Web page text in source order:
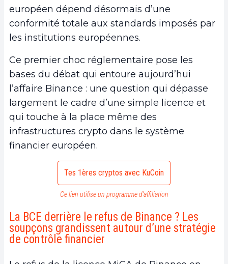
européen dépend désormais d’une
conformité totale aux standards imposés par
les institutions européennes.
Ce premier choc réglementaire pose les
bases du débat qui entoure aujourd’hui
l’affaire Binance : une question qui dépasse
largement le cadre d’une simple licence et
qui touche à la place même des
infrastructures crypto dans le système
financier européen.
Tes 1ères cryptos avec KuCoin
Ce lien utilise un programme d’affiliation
La BCE derrière le refus de Binance ? Les
soupçons grandissent autour d’une stratégie
de contrôle financier